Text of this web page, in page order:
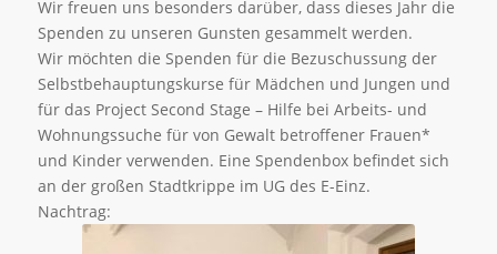
Wir freuen uns besonders darüber, dass dieses Jahr die
Spenden zu unseren Gunsten gesammelt werden.
Wir möchten die Spenden für die Bezuschussung der
Selbstbehauptungskurse für Mädchen und Jungen und
für das Project Second Stage – Hilfe bei Arbeits- und
Wohnungssuche für von Gewalt betroffener Frauen*
und Kinder verwenden. Eine Spendenbox befindet sich
an der großen Stadtkrippe im UG des E-Einz.
Nachtrag: